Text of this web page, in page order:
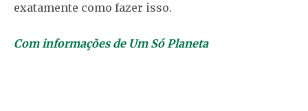
exatamente como fazer isso.
Com informações de Um Só Planeta